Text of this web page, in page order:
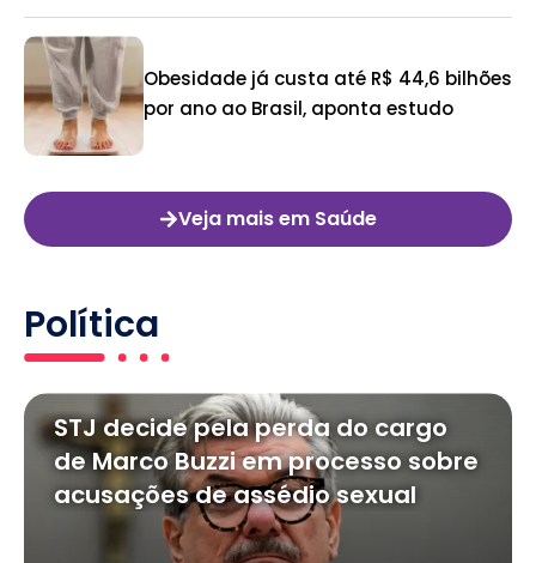
Obesidade já custa até R$ 44,6 bilhões
por ano ao Brasil, aponta estudo
Veja mais em Saúde
Política
STJ decide pela perda do cargo
de Marco Buzzi em processo sobre
acusações de assédio sexual